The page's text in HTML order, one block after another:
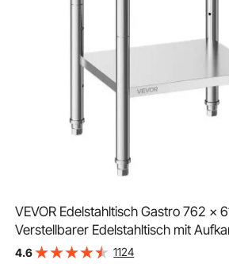
VEVOR Edelstahltisch Gastro 762 x
Verstellbarer Edelstahltisch mit
mit Grundboden für Restaurant
4.6 1124